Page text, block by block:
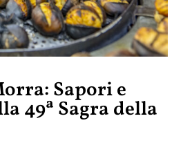
Sapori e
49ª Sagra della